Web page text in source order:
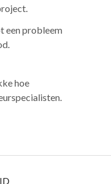
een probleem
hoe